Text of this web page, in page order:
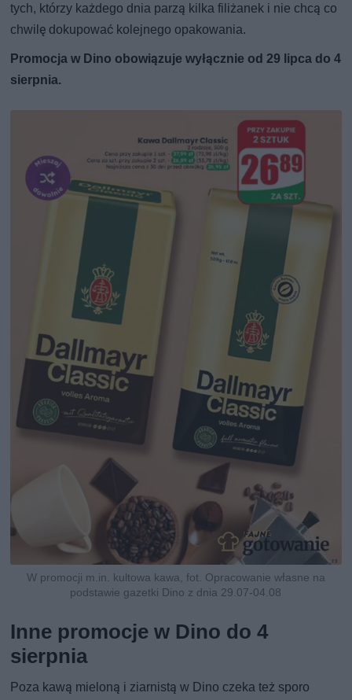
tych, którzy każdego dnia parzą kilka filiżanek i nie chcą co
chwilę dokupować kolejnego opakowania.
Promocja w Dino obowiązuje wyłącznie od 29 lipca do 4
sierpnia.
W promocji m.in. kultowa kawa, fot. Opracowanie własne na
podstawie gazetki Dino z dnia 29.07-04.08
Inne promocje w Dino do 4
sierpnia
Poza kawą mieloną i ziarnistą w Dino czeka też sporo